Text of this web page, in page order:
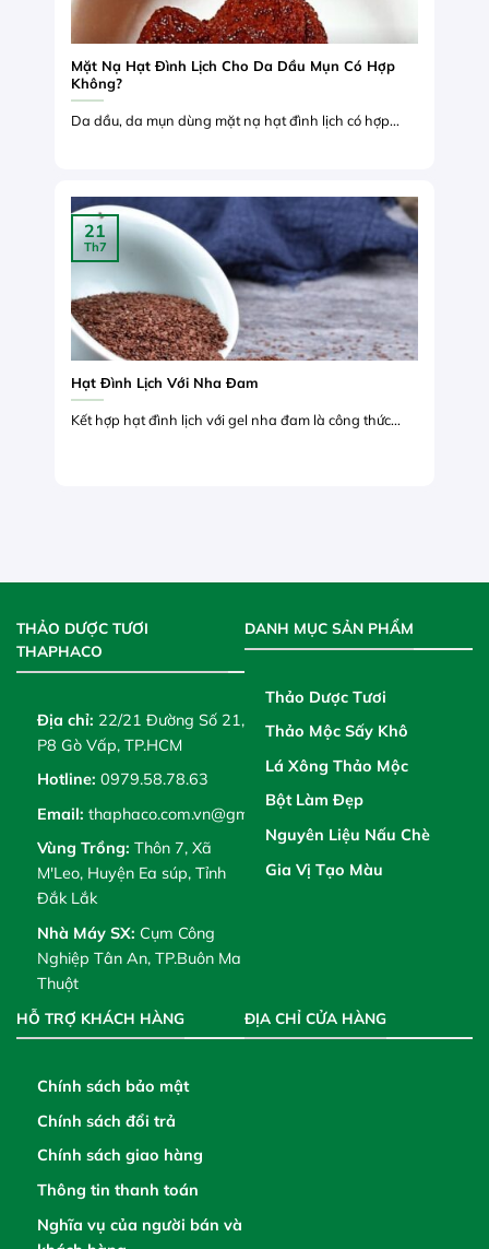
Mặt Nạ Hạt Đình Lịch Cho Da Dầu Mụn Có Hợp
Không?
Da dầu, da mụn dùng mặt nạ hạt đình lịch có hợp...
Hạt Đình Lịch Với Nha Đam
Kết hợp hạt đình lịch với gel nha đam là công thức...
21
Th7
THẢO DƯỢC TƯƠI
THAPHACO
Địa chỉ: 22/21 Đường Số 21,
P8 Gò Vấp, TP.HCM
Hotline: 0979.58.78.63
Email: thaphaco.com.vn@gmail.com
Vùng Trồng: Thôn 7, Xã
M'Leo, Huyện Ea súp, Tỉnh
Đắk Lắk
Nhà Máy SX: Cụm Công
Nghiệp Tân An, TP.Buôn Ma
Thuột
DANH MỤC SẢN PHẨM
Thảo Dược Tươi
Thảo Mộc Sấy Khô
Lá Xông Thảo Mộc
Bột Làm Đẹp
Nguyên Liệu Nấu Chè
Gia Vị Tạo Màu
HỖ TRỢ KHÁCH HÀNG
Chính sách bảo mật
Chính sách đổi trả
Chính sách giao hàng
Thông tin thanh toán
Nghĩa vụ của người bán và
ĐỊA CHỈ CỬA HÀNG